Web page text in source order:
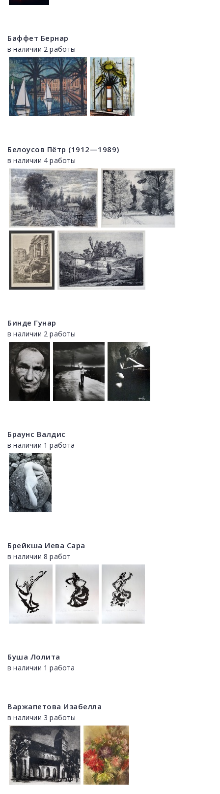
Баффет Бернар
в наличии 2 работы
Белоусов Пётр (1912—1989)
в наличии 4 работы
Бинде Гунар
в наличии 2 работы
Браунс Валдис
в наличии 1 работа
Брейкша Иева Сара
в наличии 8 работ
Буша Лолита
в наличии 1 работа
Варжапетова Изабелла
в наличии 3 работы